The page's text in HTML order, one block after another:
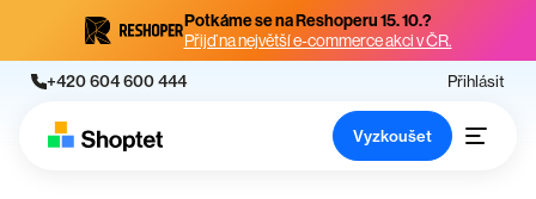
Potkáme se na Reshoperu 15. 10.?
Přijď na největší e-commerce akci v ČR.
+420 604 600 444 Přihlásit
Vyzkoušet